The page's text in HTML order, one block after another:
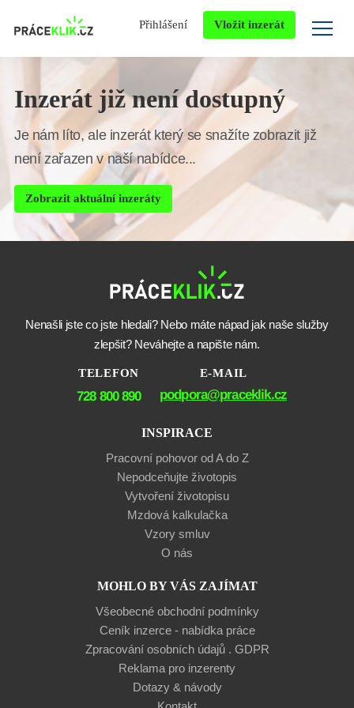
Přihlášení Vložit inzerát
Inzerát již není dostupný
Je nám líto, ale inzerát který se snažíte zobrazit již
není zařazen v naší nabídce...
Zobrazit aktuální inzeráty
Nenašli jste co jste hledali? Nebo máte nápad jak naše služby
zlepšit? Neváhejte a napište nám.
TELEFON
728 800 890
E-MAIL
podpora@praceklik.cz
INSPIRACE
Pracovní pohovor od A do Z
Nepodceňujte životopis
Vytvoření životopisu
Mzdová kalkulačka
Vzory smluv
O nás
MOHLO BY VÁS ZAJÍMAT
Všeobecné obchodní podmínky
Ceník inzerce - nabídka práce
Zpracování osobních údajů . GDPR
Reklama pro inzerenty
Dotazy & návody